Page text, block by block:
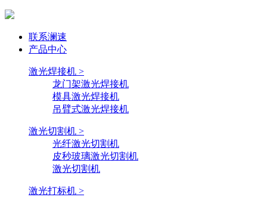
联系澜速
产品中心
激光焊接机 >
龙门架激光焊接机
模具激光焊接机
吊臂式激光焊接机
激光切割机 >
光纤激光切割机
皮秒玻璃激光切割机
激光切割机
激光打标机 >